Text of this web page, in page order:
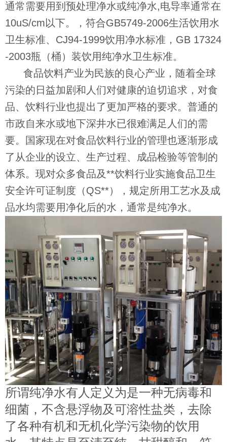
通常需要用到预处理净水或纯净水,电导率通常在
10uS/cm以下。，符合GB5749-2006生活饮用水
卫生标准、CJ94-1999饮用净水标准，GB 17324
-2003瓶（桶）装饮用纯净水卫生标准。
食品饮料产业为民族的良心产业，随着全球
污染的日益加剧和人们对健康的迫切追求，对食
品、饮料行业也提出了更加严格的要求。普通的
市政自来水或地下深井水已很难满足人们的需
要。国家现在对食品饮料行业的管理也逐渐形成
了从企业的设立、生产过程、成品检验等管制的
体系。现对众多食品及**饮料行业实施食品卫生
安全许可证制度（QS**），规定所用工艺水及成
品水均需要用净化后的水，通常是纯净水。
所谓纯净水有人定义为是一种无病毒和
细菌，不含悬浮物及可溶性盐类，去除
了各种有机和无机化学污染物的饮用